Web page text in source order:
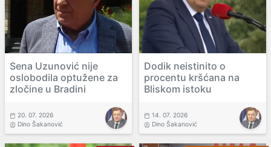
Sena Uzunović nije
oslobodila optužene za
zločine u Bradini
20. 07. 2026
Dino Šakanović
Dodik neistinito o
procentu kršćana na
Bliskom istoku
14. 07. 2026
Dino Šakanović